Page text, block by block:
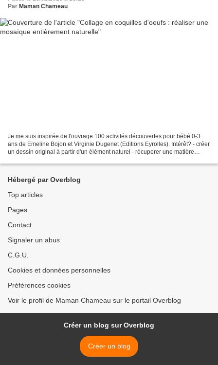
Par Maman Chameau
Je me suis inspirée de l'ouvrage 100 activités découvertes pour bébé 0-3
ans de Emeline Bojon et Virginie Dugenet (Editions Eyrolles). Intérêt? - créer
un dessin original à partir d'un élément naturel - récuperer une matière
Hébergé par Overblog
Top articles
Pages
Contact
Signaler un abus
C.G.U.
Cookies et données personnelles
Préférences cookies
Voir le profil de Maman Chameau sur le portail Overblog
Créer un blog sur Overblog
Créer un blog